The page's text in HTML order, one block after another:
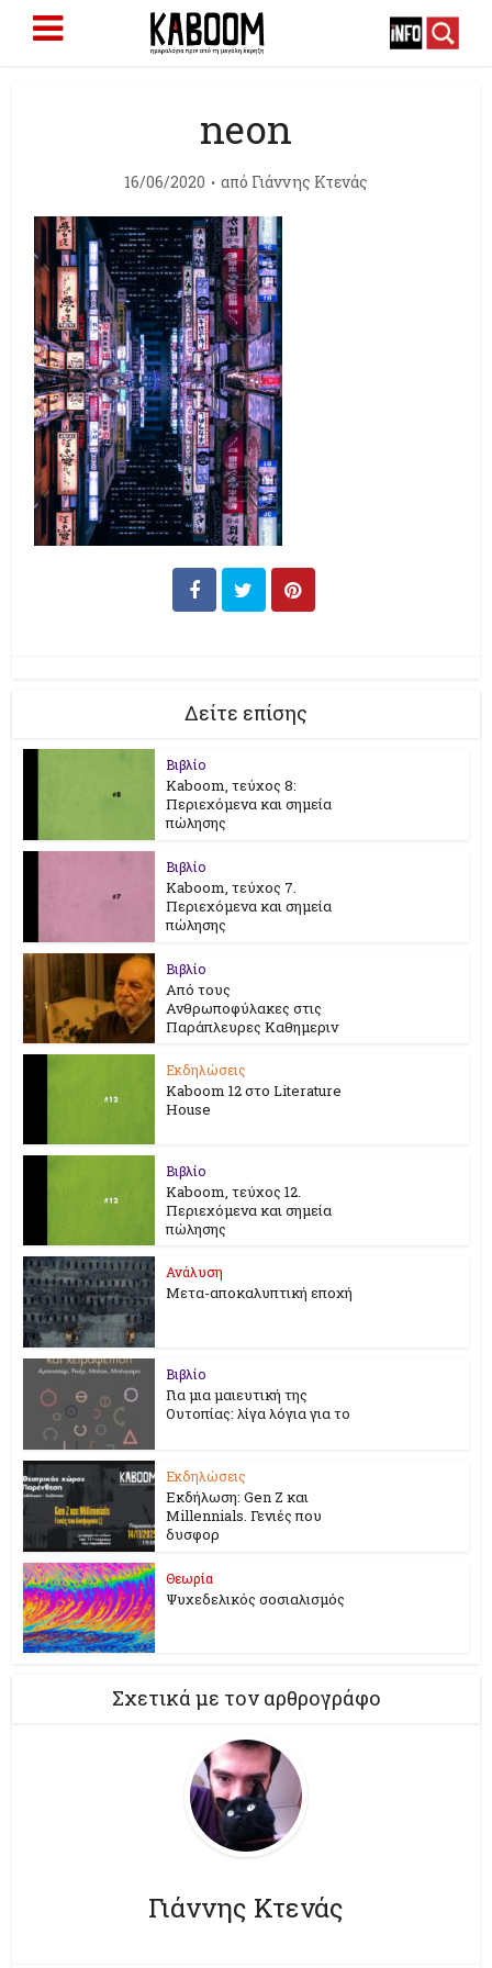
neon
16/06/2020 από Γιάννης Κτενάς
Δείτε επίσης
Βιβλίο
Kaboom, τεύχος 8:
Περιεχόμενα και σημεία
πώλησης
Βιβλίο
Kaboom, τεύχος 7.
Περιεχόμενα και σημεία
πώλησης
Βιβλίο
Από τους
Ανθρωποφύλακες στις
Παράπλευρες Καθημεριν
Εκδηλώσεις
Kaboom 12 στο Literature
House
Βιβλίο
Kaboom, τεύχος 12.
Περιεχόμενα και σημεία
πώλησης
Ανάλυση
Μετα-αποκαλυπτική εποχή
Βιβλίο
Για μια μαιευτική της
Ουτοπίας: λίγα λόγια για το
Εκδηλώσεις
Εκδήλωση: Gen Z και
Millennials. Γενιές που
δυσφορ
Θεωρία
Ψυχεδελικός σοσιαλισμός
Σχετικά με τον αρθρογράφο
Γιάννης Κτενάς